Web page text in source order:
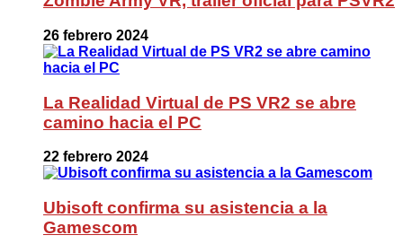
26 febrero 2024
La Realidad Virtual de PS VR2 se abre
camino hacia el PC
22 febrero 2024
Ubisoft confirma su asistencia a la
Gamescom